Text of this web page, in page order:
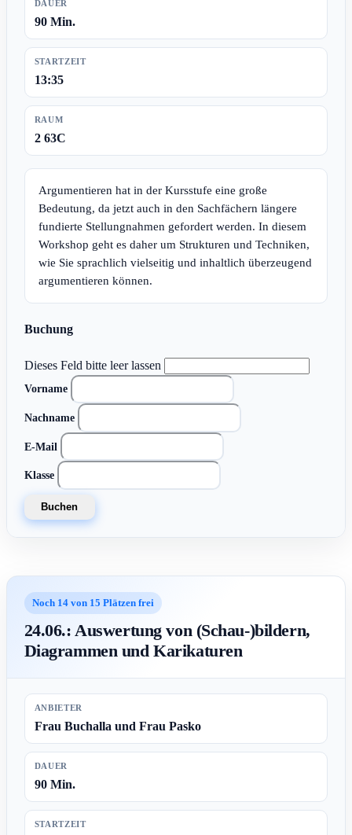
DAUER
90 Min.
STARTZEIT
13:35
RAUM
2 63C
Argumentieren hat in der Kursstufe eine große
Bedeutung, da jetzt auch in den Sachfächern längere
fundierte Stellungnahmen gefordert werden. In diesem
Workshop geht es daher um Strukturen und Techniken,
wie Sie sprachlich vielseitig und inhaltlich überzeugend
argumentieren können.
Buchung
Dieses Feld bitte leer lassen
Vorname
Nachname
E-Mail
Klasse
Buchen
Noch 14 von 15 Plätzen frei
24.06.: Auswertung von (Schau-)bildern,
Diagrammen und Karikaturen
ANBIETER
Frau Buchalla und Frau Pasko
DAUER
90 Min.
STARTZEIT